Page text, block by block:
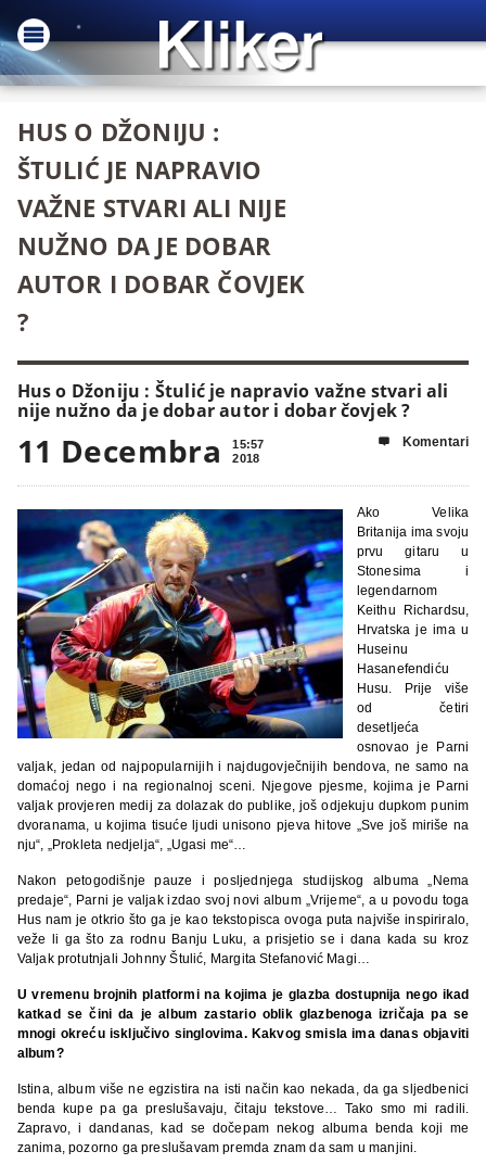
HUS O DŽONIJU :
ŠTULIĆ JE NAPRAVIO
VAŽNE STVARI ALI NIJE
NUŽNO DA JE DOBAR
AUTOR I DOBAR ČOVJEK
?
Hus o Džoniju : Štulić je napravio važne stvari ali
nije nužno da je dobar autor i dobar čovjek ?
11 Decembra
15:57
2018
 Komentari
Ako Velika
Britanija ima svoju
prvu gitaru u
Stonesima i
legendarnom
Keithu Richardsu,
Hrvatska je ima u
Huseinu
Hasanefendiću
Husu. Prije više
od četiri
desetljeća
osnovao je Parni
valjak, jedan od najpopularnijih i najdugovječnijih bendova, ne samo na
domaćoj nego i na regionalnoj sceni. Njegove pjesme, kojima je Parni
valjak provjeren medij za dolazak do publike, još odjekuju dupkom punim
dvoranama, u kojima tisuće ljudi unisono pjeva hitove „Sve još miriše na
nju“, „Prokleta nedjelja“, „Ugasi me“…
Nakon petogodišnje pauze i posljednjega studijskog albuma „Nema
predaje“, Parni je valjak izdao svoj novi album „Vrijeme“, a u povodu toga
Hus nam je otkrio što ga je kao tekstopisca ovoga puta najviše inspiriralo,
veže li ga što za rodnu Banju Luku, a prisjetio se i dana kada su kroz
Valjak protutnjali Johnny Štulić, Margita Stefanović Magi…
U vremenu brojnih platformi na kojima je glazba dostupnija nego ikad
katkad se čini da je album zastario oblik glazbenoga izričaja pa se
mnogi okreću isključivo singlovima. Kakvog smisla ima danas objaviti
album?
Istina, album više ne egzistira na isti način kao nekada, da ga sljedbenici
benda kupe pa ga preslušavaju, čitaju tekstove… Tako smo mi radili.
Zapravo, i dandanas, kad se dočepam nekog albuma benda koji me
zanima, pozorno ga preslušavam premda znam da sam u manjini.